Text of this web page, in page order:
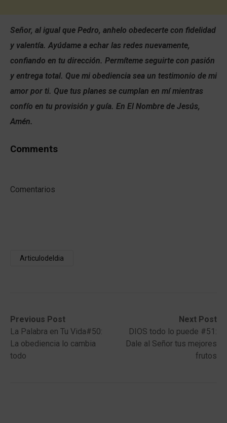
Señor, al igual que Pedro, anhelo obedecerte con fidelidad
y valentía. Ayúdame a echar las redes nuevamente,
confiando en tu dirección. Permíteme seguirte con pasión
y entrega total. Que mi obediencia sea un testimonio de mi
amor por ti. Que tus planes se cumplan en mí mientras
confío en tu provisión y guía. En El Nombre de Jesús,
Amén.
Comments
Comentarios
Articulodeldia
Post
navigation
Previous Post
Previous
post:La Palabra en Tu Vida#50:
La obediencia lo cambia
todo
Next Post
Next
post:
DIOS todo lo puede #51:
Dale al Señor tus mejores
frutos